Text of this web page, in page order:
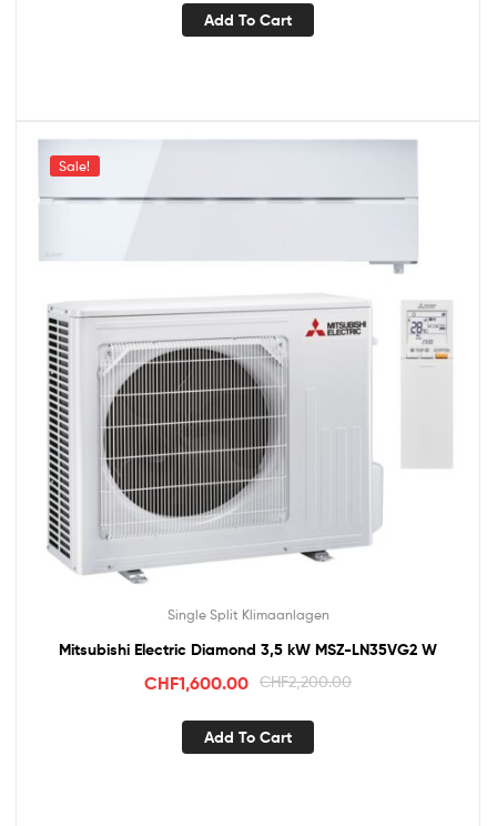
Add To Cart
Sale!
Single Split Klimaanlagen
Mitsubishi Electric Diamond 3,5 kW MSZ-LN35VG2 W
CHF2,200.00
CHF1,600.00
Add To Cart